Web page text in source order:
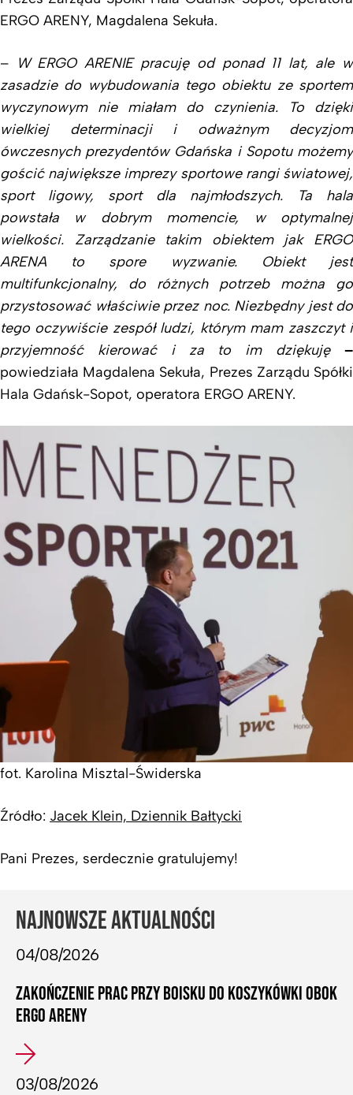
ERGO ARENY, Magdalena Sekuła.
– W ERGO ARENIE pracuję od ponad 11 lat, ale w
zasadzie do wybudowania tego obiektu ze sportem
wyczynowym nie miałam do czynienia. To dzięki
wielkiej determinacji i odważnym decyzjom
ówczesnych prezydentów Gdańska i Sopotu możemy
gościć największe imprezy sportowe rangi światowej,
sport ligowy, sport dla najmłodszych. Ta hala
powstała w dobrym momencie, w optymalnej
wielkości. Zarządzanie takim obiektem jak ERGO
ARENA to spore wyzwanie. Obiekt jest
multifunkcjonalny, do różnych potrzeb można go
przystosować właściwie przez noc. Niezbędny jest do
tego oczywiście zespół ludzi, którym mam zaszczyt i
przyjemność kierować i za to im dziękuję–
powiedziała Magdalena Sekuła, Prezes Zarządu Spółki
Hala Gdańsk-Sopot, operatora ERGO ARENY.
fot. Karolina Misztal-Świderska
Źródło: Jacek Klein, Dziennik Bałtycki
Pani Prezes, serdecznie gratulujemy!
NAJNOWSZE AKTUALNOŚCI
04/08/2026
ZAKOŃCZENIE PRAC PRZY BOISKU DO KOSZYKÓWKI OBOK
ERGO ARENY
03/08/2026